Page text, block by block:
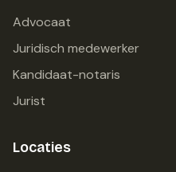
Advocaat
Juridisch medewerker
Kandidaat-notaris
Jurist
Locaties